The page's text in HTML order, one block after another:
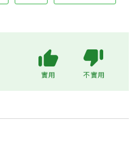
實用 不實用